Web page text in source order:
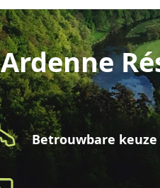
Ardenne
Betrouwbare keuze